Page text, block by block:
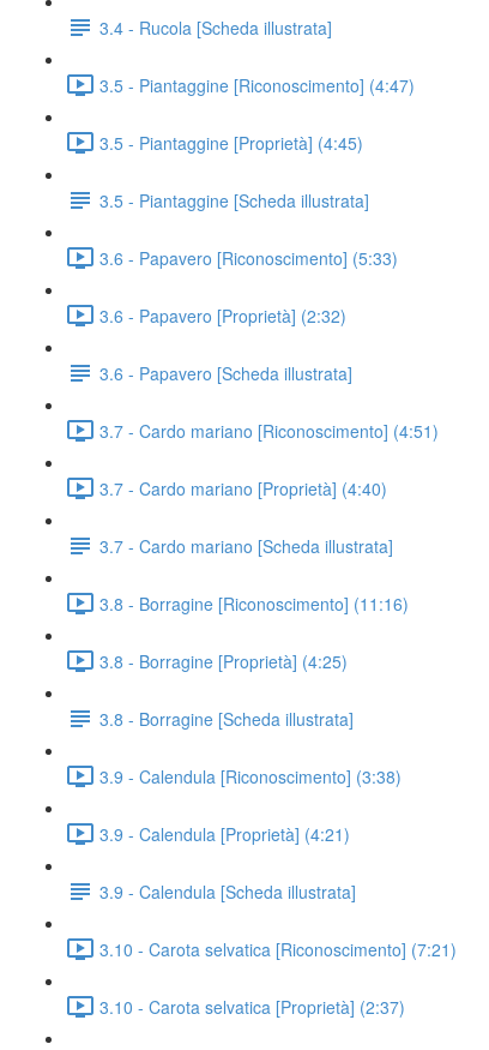
3.4 - Rucola [Scheda illustrata]
3.5 - Piantaggine [Riconoscimento] (4:47)
3.5 - Piantaggine [Proprietà] (4:45)
3.5 - Piantaggine [Scheda illustrata]
3.6 - Papavero [Riconoscimento] (5:33)
3.6 - Papavero [Proprietà] (2:32)
3.6 - Papavero [Scheda illustrata]
3.7 - Cardo mariano [Riconoscimento] (4:51)
3.7 - Cardo mariano [Proprietà] (4:40)
3.7 - Cardo mariano [Scheda illustrata]
3.8 - Borragine [Riconoscimento] (11:16)
3.8 - Borragine [Proprietà] (4:25)
3.8 - Borragine [Scheda illustrata]
3.9 - Calendula [Riconoscimento] (3:38)
3.9 - Calendula [Proprietà] (4:21)
3.9 - Calendula [Scheda illustrata]
3.10 - Carota selvatica [Riconoscimento] (7:21)
3.10 - Carota selvatica [Proprietà] (2:37)